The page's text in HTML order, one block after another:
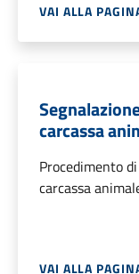
VAI ALLA
carcassa
Procedimento
carcassa
VAI ALLA